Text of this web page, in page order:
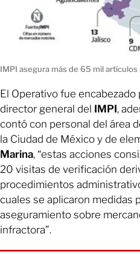
IMPI asegura más de 65 mil artículos
El Operativo fue
director general del IMPI,
contó con personal del área
la Ciudad de México y de
Marina, “estas acciones
20 visitas de verificación
procedimientos
cuales se aplicaron medidas
aseguramiento sobre
infractora”.